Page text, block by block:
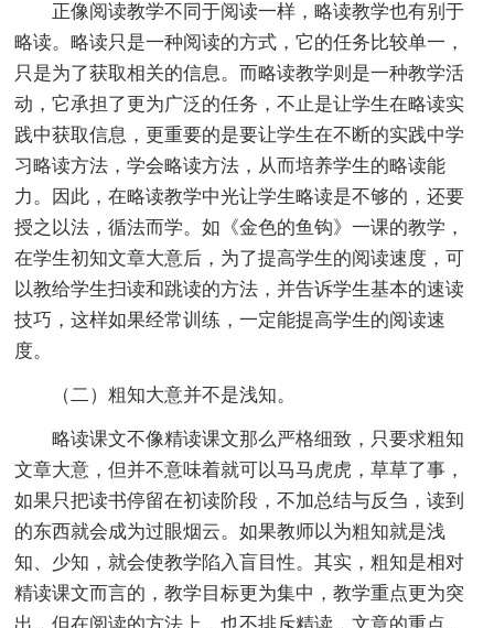
正像阅读教学不同于阅读一样，略读教学也有别于
略读。略读只是一种阅读的方式，它的任务比较单一，
只是为了获取相关的信息。而略读教学则是一种教学活
动，它承担了更为广泛的任务，不止是让学生在略读实
践中获取信息，更重要的是要让学生在不断的实践中学
习略读方法，学会略读方法，从而培养学生的略读能
力。因此，在略读教学中光让学生略读是不够的，还要
授之以法，循法而学。如《金色的鱼钩》一课的教学，
在学生初知文章大意后，为了提高学生的阅读速度，可
以教给学生扫读和跳读的方法，并告诉学生基本的速读
技巧，这样如果经常训练，一定能提高学生的阅读速
度。
（二）粗知大意并不是浅知。
略读课文不像精读课文那么严格细致，只要求粗知
文章大意，但并不意味着就可以马马虎虎，草草了事，
如果只把读书停留在初读阶段，不加总结与反刍，读到
的东西就会成为过眼烟云。如果教师以为粗知就是浅
知、少知，就会使教学陷入盲目性。其实，粗知是相对
精读课文而言的，教学目标更为集中，教学重点更为突